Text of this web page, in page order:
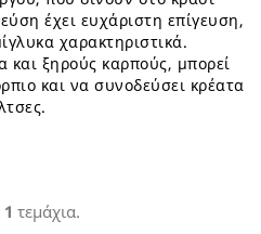
έχει ευχάριστη επίγευση,
χαρακτηριστικά.
και ξηρούς καρπούς, μπορεί
και να συνοδεύσει κρέατα
1 τεμάχια.